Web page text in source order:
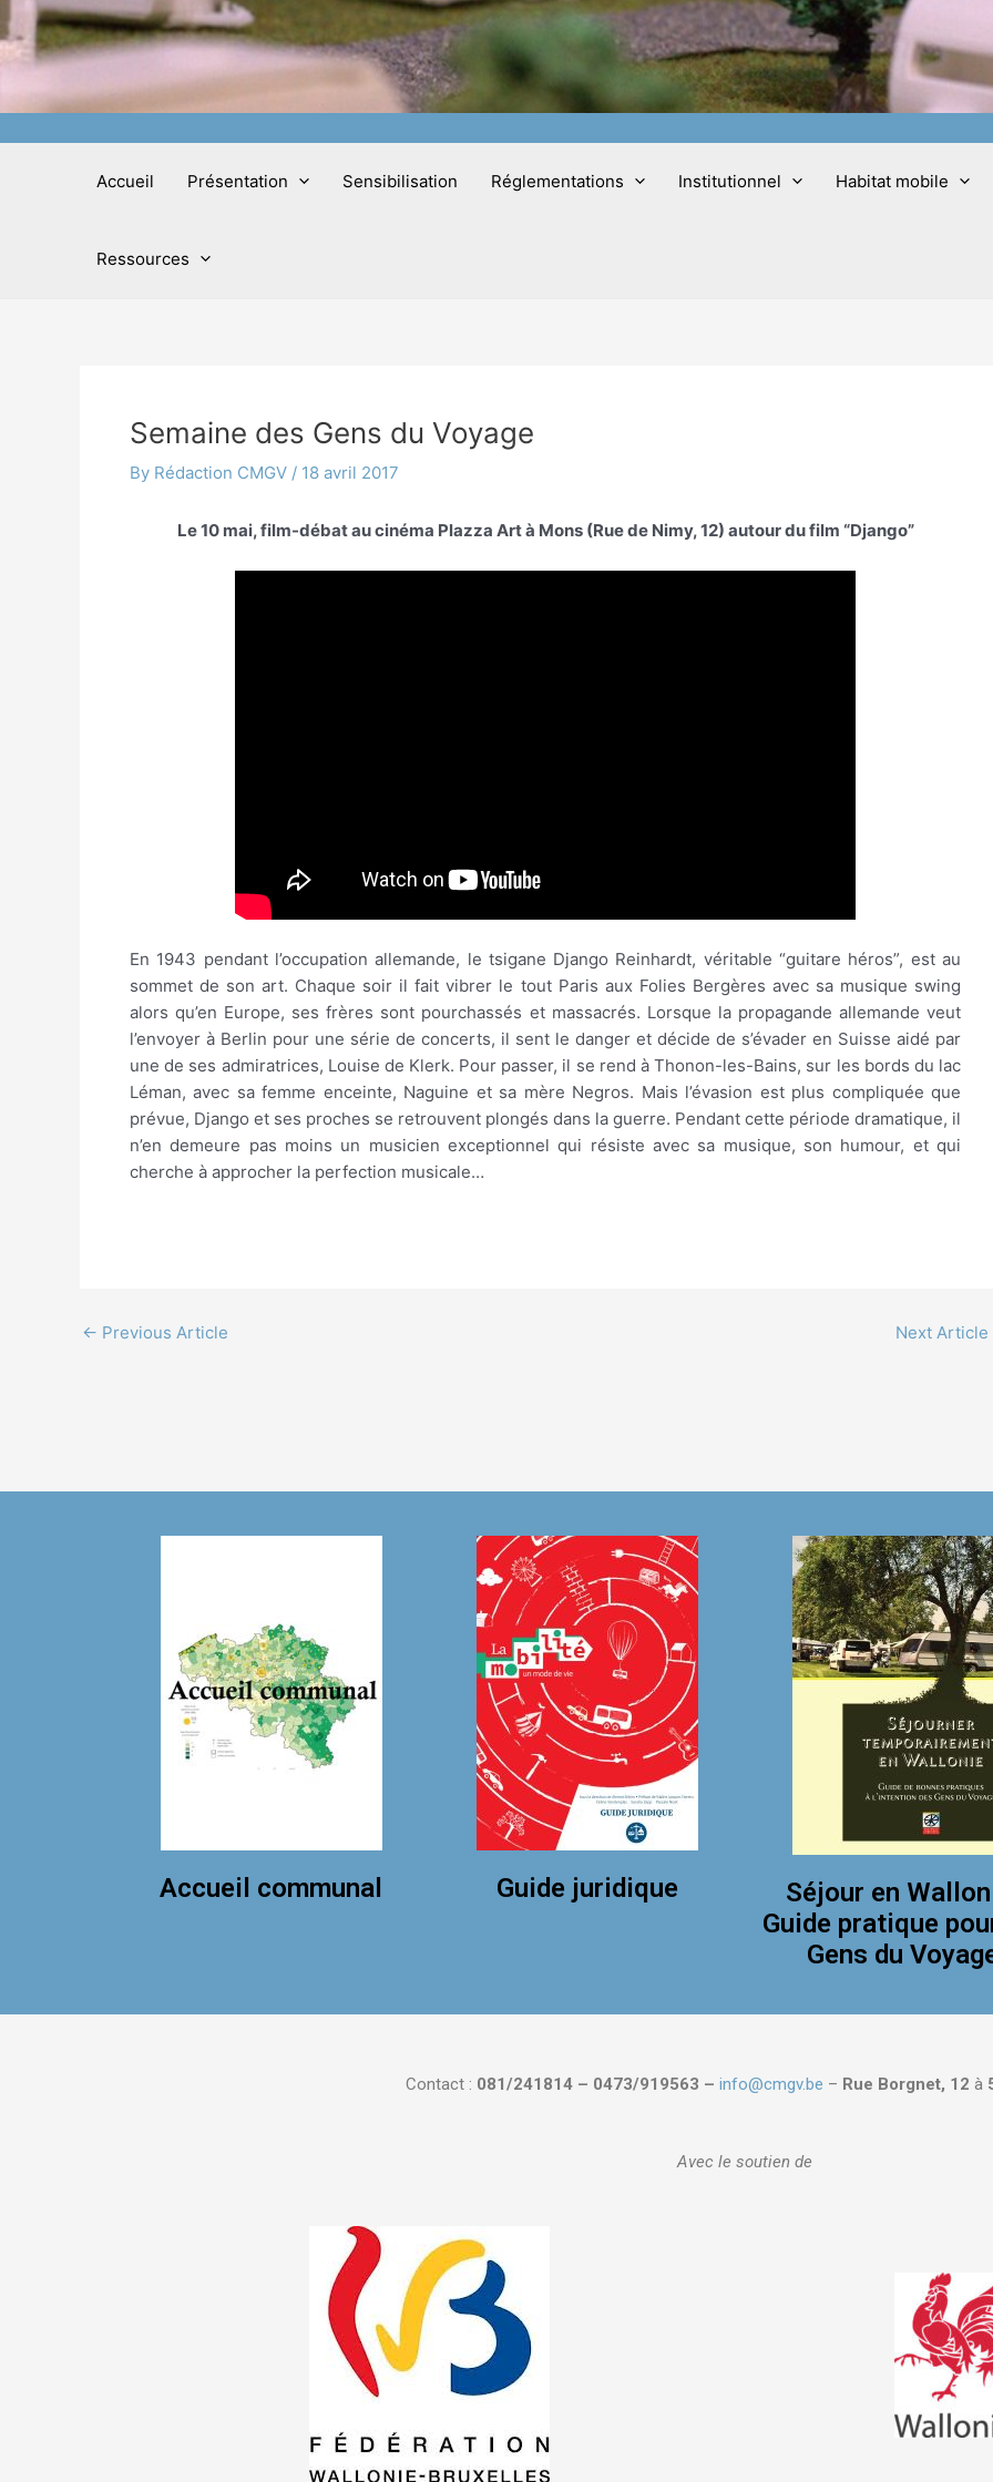
Accueil Présentation Sensibilisation Réglementations Institutionnel Habitat mobile
Ressources
Semaine des Gens du Voyage
By Rédaction CMGV / 18 avril 2017
Le 10 mai, film-débat au cinéma Plazza Art à Mons (Rue de Nimy, 12) autour du film “Django”
En 1943 pendant l’occupation allemande, le tsigane Django Reinhardt, véritable “guitare héros”, est au
sommet de son art. Chaque soir il fait vibrer le tout Paris aux Folies Bergères avec sa musique swing
alors qu’en Europe, ses frères sont pourchassés et massacrés. Lorsque la propagande allemande veut
l’envoyer à Berlin pour une série de concerts, il sent le danger et décide de s’évader en Suisse aidé par
une de ses admiratrices, Louise de Klerk. Pour passer, il se rend à Thonon-les-Bains, sur les bords du lac
Léman, avec sa femme enceinte, Naguine et sa mère Negros. Mais l’évasion est plus compliquée que
prévue, Django et ses proches se retrouvent plongés dans la guerre. Pendant cette période dramatique, il
n’en demeure pas moins un musicien exceptionnel qui résiste avec sa musique, son humour, et qui
cherche à approcher la perfection musicale…
← Previous Article Next Article
Accueil communal Guide juridique
Séjour en
Guide pratique
Gens du
Contact : 081/241814 – 0473/919563 – info@cmgv.be – Rue Borgnet, 12 à
Avec le soutien de